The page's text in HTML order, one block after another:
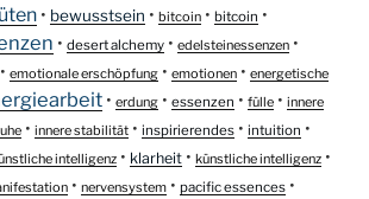
• bewusstsein • bitcoin • bitcoin •
• desert alchemy • edelsteinessenzen •
emotionale erschöpfung• emotionen• energetische
• erdung • essenzen • fülle • innere
• innere stabilität• inspirierendes• intuition •
intelligenz• klarheit• künstliche intelligenz•
• nervensystem • pacific essences •